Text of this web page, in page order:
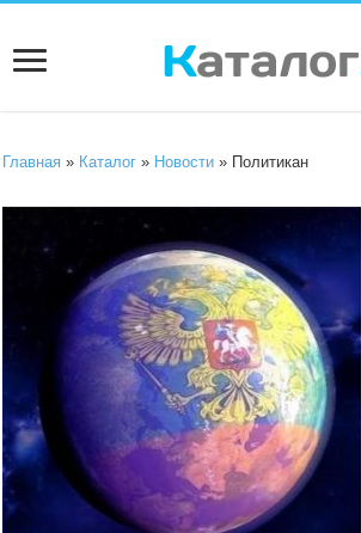
Главная » Каталог » Новости » Политикан